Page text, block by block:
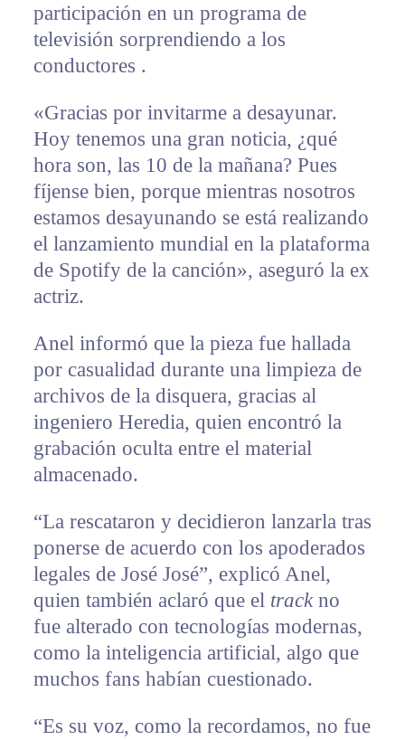
participación en un programa de
televisión sorprendiendo a los
conductores .
«Gracias por invitarme a desayunar.
Hoy tenemos una gran noticia, ¿qué
hora son, las 10 de la mañana? Pues
fíjense bien, porque mientras nosotros
estamos desayunando se está realizando
el lanzamiento mundial en la plataforma
de Spotify de la canción», aseguró la ex
actriz.
Anel informó que la pieza fue hallada
por casualidad durante una limpieza de
archivos de la disquera, gracias al
ingeniero Heredia, quien encontró la
grabación oculta entre el material
almacenado.
“La rescataron y decidieron lanzarla tras
ponerse de acuerdo con los apoderados
legales de José José”, explicó Anel,
quien también aclaró que el trackno
fue alterado con tecnologías modernas,
como la inteligencia artificial, algo que
muchos fans habían cuestionado.
“Es su voz, como la recordamos, no fue